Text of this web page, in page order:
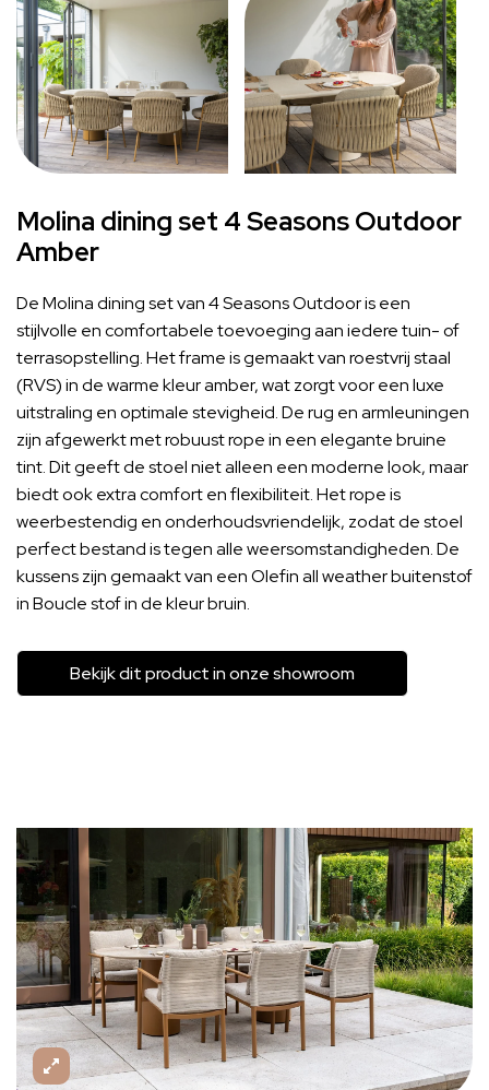
Molina dining set 4 Seasons Outdoor
Amber
De Molina dining set van 4 Seasons Outdoor is een
stijlvolle en comfortabele toevoeging aan iedere tuin- of
terrasopstelling. Het frame is gemaakt van roestvrij staal
(RVS) in de warme kleur amber, wat zorgt voor een luxe
uitstraling en optimale stevigheid. De rug en armleuningen
zijn afgewerkt met robuust rope in een elegante bruine
tint. Dit geeft de stoel niet alleen een moderne look, maar
biedt ook extra comfort en flexibiliteit. Het rope is
weerbestendig en onderhoudsvriendelijk, zodat de stoel
perfect bestand is tegen alle weersomstandigheden. De
kussens zijn gemaakt van een Olefin all weather buitenstof
in Boucle stof in de kleur bruin.
Bekijk dit product in onze showroom